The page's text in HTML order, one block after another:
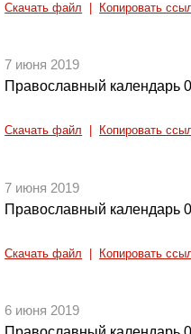
Скачать файл Копировать
7 июня 2019
Православный календарь
Скачать файл Копировать
7 июня 2019
Православный календарь
Скачать файл Копировать
6 июня 2019